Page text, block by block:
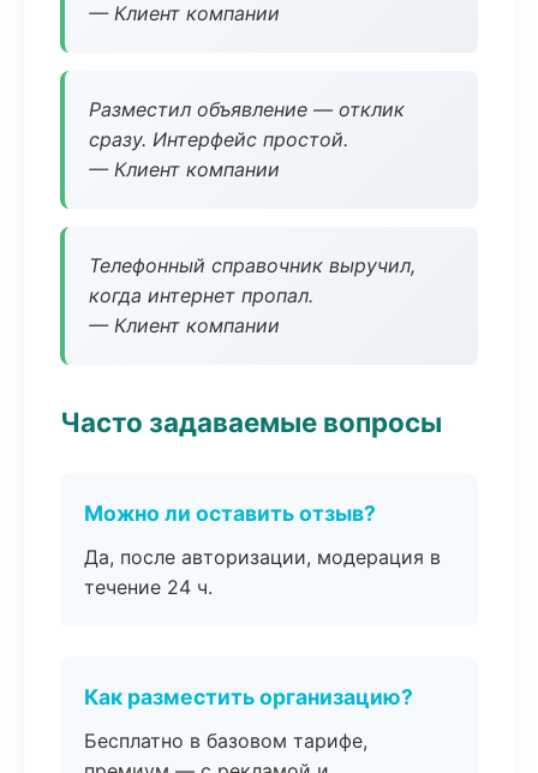
— Клиент компании
Разместил объявление — отклик
сразу. Интерфейс простой.
— Клиент компании
Телефонный справочник выручил,
когда интернет пропал.
— Клиент компании
Часто задаваемые вопросы
Можно ли оставить отзыв?
Да, после авторизации, модерация в
течение 24 ч.
Как разместить организацию?
Бесплатно в базовом тарифе,